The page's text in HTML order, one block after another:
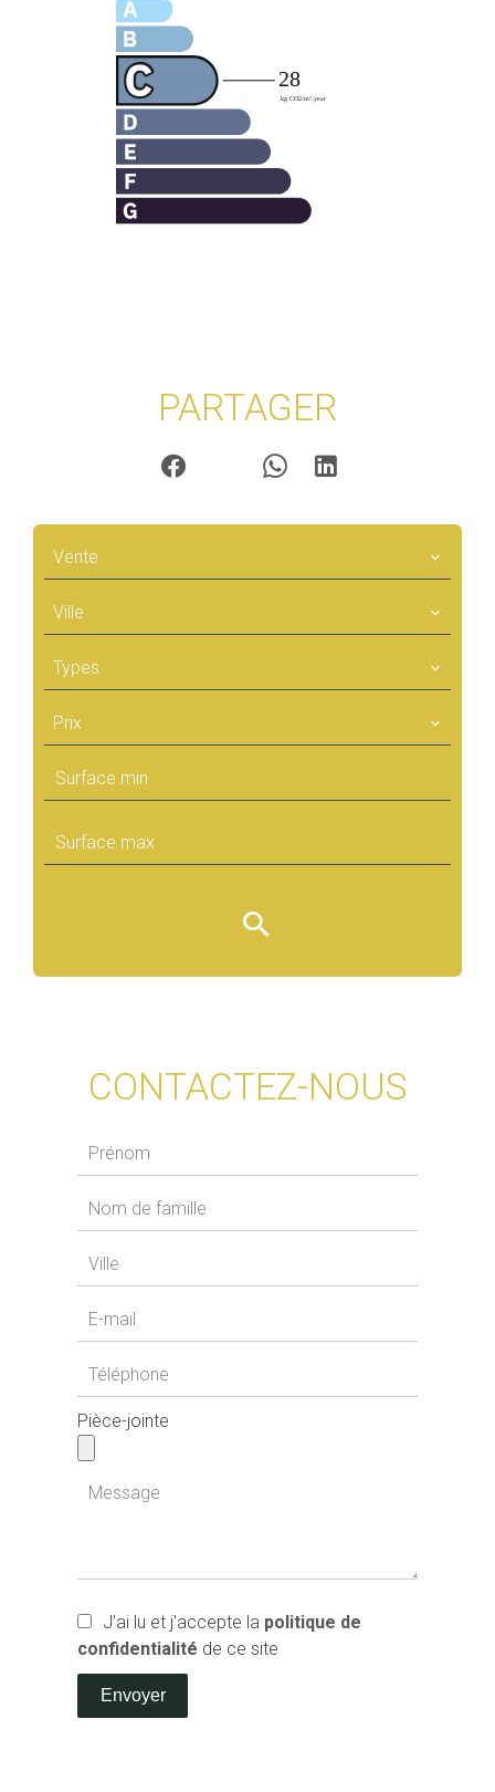
PARTAGER
Vente
Ville
Types
Prix
CONTACTEZ-NOUS
Pièce-jointe
J’ai lu et j'accepte la politique de
confidentialité de ce site
Envoyer